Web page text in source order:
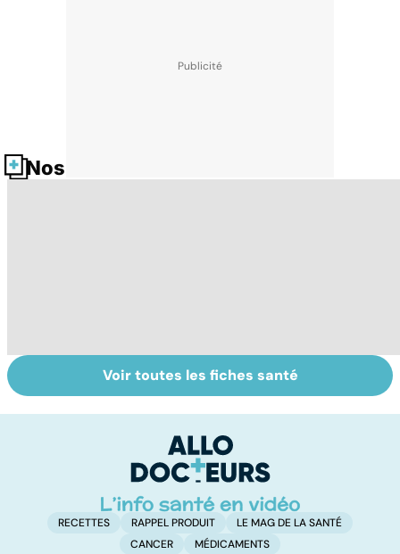
Nos fiches santé
Tout savoir sur le
cerveau
Staphylocoque
doré : une
surveillance
Voir toutes les fiches santé
RECETTES RAPPEL PRODUIT
LE MAG DE LA SANTÉ
CANCER
MÉDICAMENTS